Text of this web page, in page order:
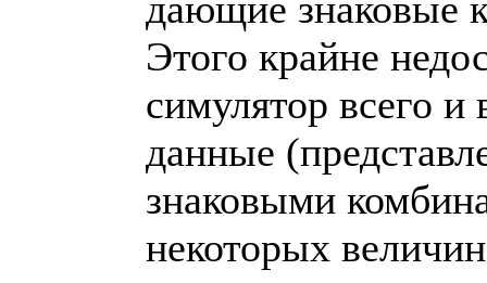
Этого крайне
симулятор всего
данные
знаковыми
некоторых